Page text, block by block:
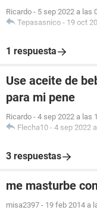
Ricardo - 5 sep 2022 a las
Tepasasnico - 19 oct
1 respuesta
Use aceite de
para mi pene
Ricardo - 4 sep 2022 a las
Flecha10 - 4 sep 2022
3 respuestas
me masturbe
misa2397 - 19 feb 2014 a